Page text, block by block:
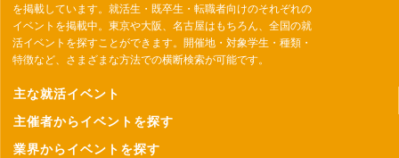
を掲載しています。就活生・既卒生・転職者向けのそれぞれの
イベントを掲載中。東京や大阪、名古屋はもちろん、全国の就
活イベントを探すことができます。開催地・対象学生・種類・
特徴など、さまざまな方法での横断検索が可能です。
主な就活イベント
主催者からイベントを探す
業界からイベントを探す